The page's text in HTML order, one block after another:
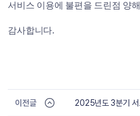
서비스 이용에 불편을 드린점 양
감사합니다.
이전글